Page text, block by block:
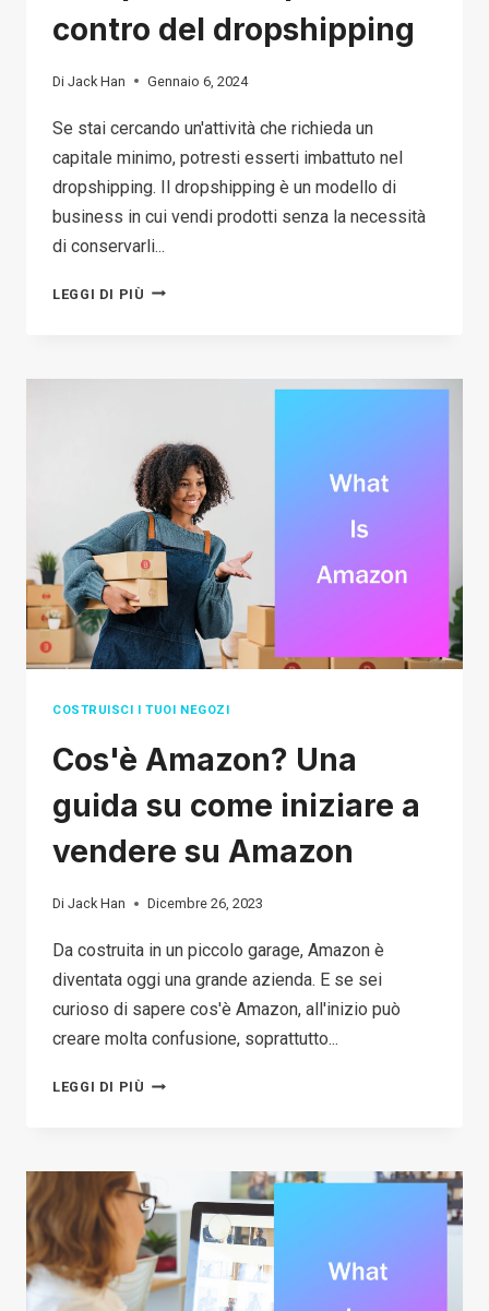
contro del dropshipping
Di Jack Han Gennaio 6, 2024
Se stai cercando un'attività che richieda un
capitale minimo, potresti esserti imbattuto nel
dropshipping. Il dropshipping è un modello di
business in cui vendi prodotti senza la necessità
di conservarli...
LEGGI DI PIÙ COMPRENDERE
E
CONTRO
DEL
DROPSHIPPING
COSTRUISCI I TUOI NEGOZI
Cos'è Amazon? Una
guida su come iniziare a
vendere su Amazon
Di Jack Han Dicembre 26, 2023
Da costruita in un piccolo garage, Amazon è
diventata oggi una grande azienda. E se sei
curioso di sapere cos'è Amazon, all'inizio può
creare molta confusione, soprattutto...
LEGGI DI PIÙ COS'È
SU
COME
INIZIARE
A